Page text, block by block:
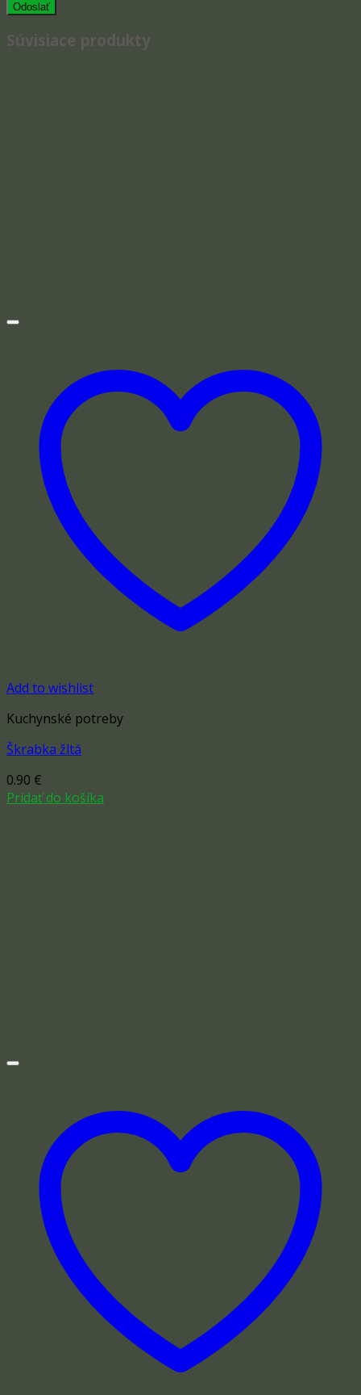
Súvisiace produkty
Add to wishlist
Kuchynské potreby
Škrabka žltá
0.90 €
Pridať do košíka